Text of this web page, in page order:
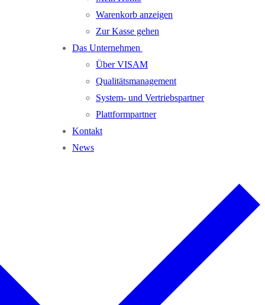
Warenkorb anzeigen
Zur Kasse gehen
Das Unternehmen
Über VISAM
Qualitätsmanagement
System- und Vertriebspartner
Plattformpartner
Kontakt
News